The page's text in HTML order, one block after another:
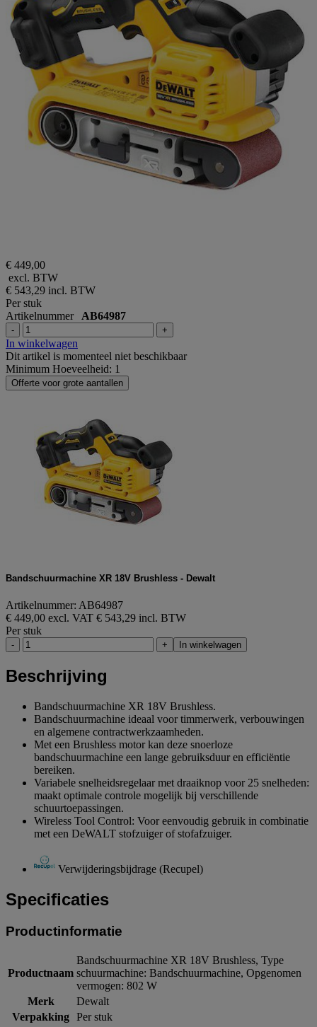
€ 449,00
excl. BTW
€ 543,29 incl. BTW
Per stuk
Artikelnummer AB64987
- +
In winkelwagen
Dit artikel is momenteel niet beschikbaar
Minimum Hoeveelheid: 1
Offerte voor grote aantallen
Bandschuurmachine XR 18V Brushless - Dewalt
Artikelnummer: AB64987
€ 449,00 excl. VAT € 543,29 incl. BTW
Per stuk
- + In winkelwagen
Beschrijving
Bandschuurmachine XR 18V Brushless.
Bandschuurmachine ideaal voor timmerwerk, verbouwingen
en algemene contractwerkzaamheden.
Met een Brushless motor kan deze snoerloze
bandschuurmachine een lange gebruiksduur en efficiëntie
bereiken.
Variabele snelheidsregelaar met draaiknop voor 25 snelheden:
maakt optimale controle mogelijk bij verschillende
schuurtoepassingen.
Wireless Tool Control: Voor eenvoudig gebruik in combinatie
met een DeWALT stofzuiger of stofafzuiger.
Verwijderingsbijdrage (Recupel)
Specificaties
Productinformatie
Productnaam
Bandschuurmachine XR 18V Brushless, Type
schuurmachine: Bandschuurmachine, Opgenomen
vermogen: 802 W
Merk
Dewalt
Verpakking Per stuk